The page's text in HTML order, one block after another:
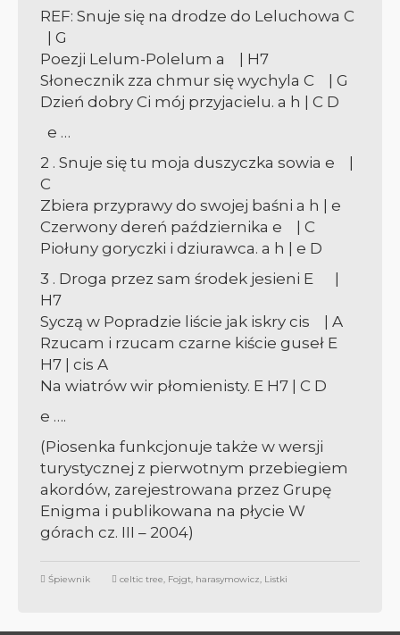
REF: Snuje się na drodze do Leluchowa C
| G
Poezji Lelum-Polelum a | H7
Słonecznik zza chmur się wychyla C | G
Dzień dobry Ci mój przyjacielu. a h | C D
e …
2 . Snuje się tu moja duszyczka sowia e |
C
Zbiera przyprawy do swojej baśni a h | e
Czerwony dereń października e | C
Piołuny goryczki i dziurawca. a h | e D
3 . Droga przez sam środek jesieni E |
H7
Syczą w Popradzie liście jak iskry cis | A
Rzucam i rzucam czarne kiście guseł E
H7 | cis A
Na wiatrów wir płomienisty. E H7 | C D
e ….
(Piosenka funkcjonuje także w wersji
turystycznej z pierwotnym przebiegiem
akordów, zarejestrowana przez Grupę
Enigma i publikowana na płycie W
górach cz. III – 2004)
Śpiewnik celtic tree, Fojgt, harasymowicz, Listki